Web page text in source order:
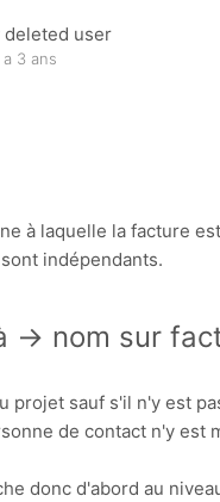
deleted user
a 3 ans
à laquelle la facture
indépendants.
-> nom sur
projet sauf s'il n'y est
de contact n'y est
donc d'abord au